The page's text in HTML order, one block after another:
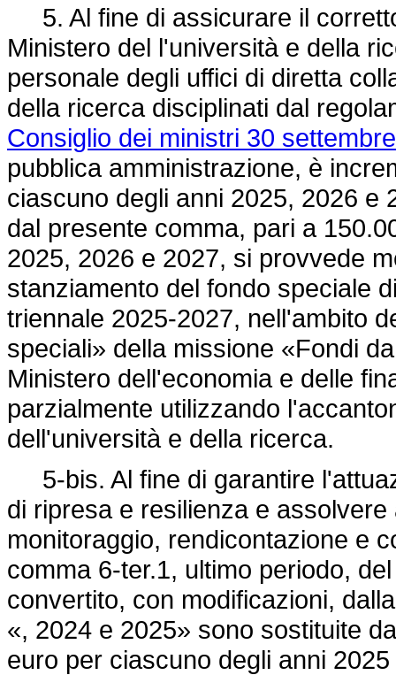
5. Al fine di assicurare il
Ministero del l'università e della
personale degli uffici di diretta
della ricerca disciplinati dal
Consiglio dei ministri 30
pubblica amministrazione, è
ciascuno degli anni 2025, 2026 e
dal presente comma, pari a
2025, 2026 e 2027, si provvede
stanziamento del fondo speciale
triennale 2025-2027, nell'ambito
speciali» della missione «Fondi
Ministero dell'economia e delle
parzialmente utilizzando
dell'università e della ricerca.
5-bis. Al fine di garantire
di ripresa e resilienza e
monitoraggio, rendicontazione e
comma 6-ter.1, ultimo periodo,
convertito, con modificazioni,
«, 2024 e 2025» sono sostituite
euro per ciascuno degli anni